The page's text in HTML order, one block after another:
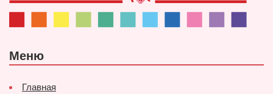
Меню
Главная